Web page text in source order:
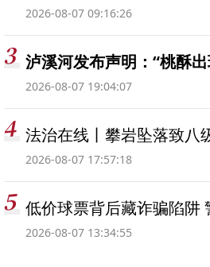
2026-08-07 09:16:26
泸溪河发布声明：“桃酥
2026-08-07 19:04:07
法治在线丨攀岩坠落致八
2026-08-07 17:57:18
低价球票背后藏诈骗陷阱
2026-08-07 13:34:55